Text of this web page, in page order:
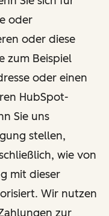
oder
oder diese
zum Beispiel
oder einen
HubSpot-
Sie uns
stellen,
wie von
mit dieser
Wir nutzen
zur